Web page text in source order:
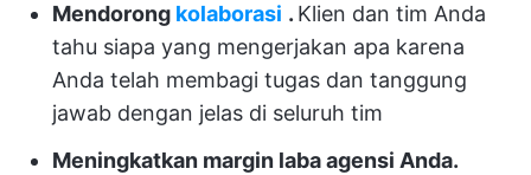
Mendorong kolaborasi . Klien dan tim Anda
tahu siapa yang mengerjakan apa karena
Anda telah membagi tugas dan tanggung
jawab dengan jelas di seluruh tim
Meningkatkan margin laba agensi Anda.